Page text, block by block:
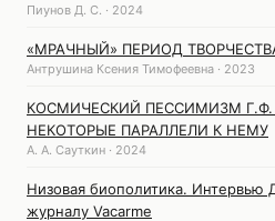
Пиунов Д. С. · 2024
«МРАЧНЫЙ» ПЕРИОД
Антрушина Ксения Тимофеевна · 2023
КОСМИЧЕСКИЙ ПЕССИМИЗМ Г.Ф.
НЕКОТОРЫЕ ПАРАЛЛЕЛИ К НЕМУ
А. А. Сауткин · 2024
Низовая биополитика.
журналу Vacarme